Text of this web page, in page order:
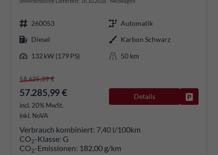
260053
Automatik
Diesel
Karbon Schwarz
132 kW (179 PS)
50 km
58.625,39 €
57.285,99 €
incl. 20% MwSt.
inkl. NoVA
Details
Verbrauch kombiniert: 7,40 l/100km
CO2-Klasse: G
CO2-Emissionen: 182,00 g/km